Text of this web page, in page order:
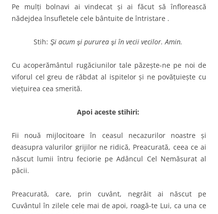
Pe mulţi bolnavi ai vindecat şi ai făcut să înflorească
nădejdea însufletele cele bântuite de întristare .
Stih: Şi acum şi pururea şi în vecii vecilor. Amin.
Cu acoperământul rugăciunilor tale păzeşte-ne pe noi de
viforul cel greu de răbdat al ispitelor şi ne povăţuieşte cu
vieţuirea cea smerită.
Apoi aceste stihiri:
Fii nouă mijlocitoare în ceasul necazurilor noastre şi
deasupra valurilor grijilor ne ridică, Preacurată, ceea ce ai
născut lumii întru feciorie pe Adâncul Cel Nemăsurat al
păcii.
Preacurată, care, prin cuvânt, negrăit ai născut pe
Cuvântul în zilele cele mai de apoi, roagă-te Lui, ca una ce